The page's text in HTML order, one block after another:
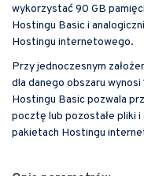
wykorzystać 90 GB
Hostingu Basic i
Hostingu internetowego.
Przy jednoczesnym
dla danego obszaru wynosi
Hostingu Basic pozwala
pocztę lub pozostałe pliki
pakietach Hostingu